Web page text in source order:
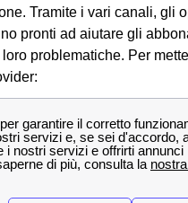
Tramite i vari canali, gli
pronti ad aiutare gli
problematiche. Per
per contattare Wind-